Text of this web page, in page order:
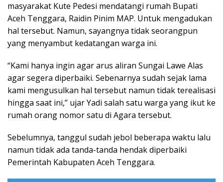
masyarakat Kute Pedesi mendatangi rumah Bupati
Aceh Tenggara, Raidin Pinim MAP. Untuk mengadukan
hal tersebut. Namun, sayangnya tidak seorangpun
yang menyambut kedatangan warga ini.
“Kami hanya ingin agar arus aliran Sungai Lawe Alas
agar segera diperbaiki. Sebenarnya sudah sejak lama
kami mengusulkan hal tersebut namun tidak terealisasi
hingga saat ini,” ujar Yadi salah satu warga yang ikut ke
rumah orang nomor satu di Agara tersebut.
Sebelumnya, tanggul sudah jebol beberapa waktu lalu
namun tidak ada tanda-tanda hendak diperbaiki
Pemerintah Kabupaten Aceh Tenggara.